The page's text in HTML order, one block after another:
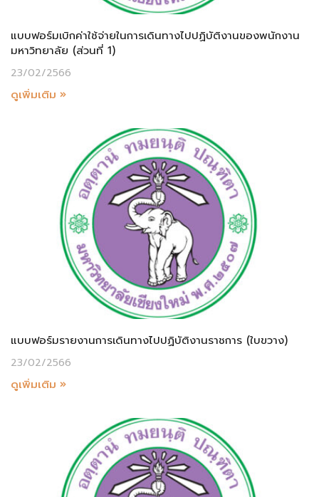
แบบฟอร์มเบิกค่าใช้จ่ายในการเดินทางไปปฏิบัติงานของพนักงาน
มหาวิทยาลัย (ส่วนที่ 1)
23/02/2566
ดูเพิ่มเติม »
แบบฟอร์มรายงานการเดินทางไปปฏิบัติงานราชการ (ใบขวาง)
23/02/2566
ดูเพิ่มเติม »